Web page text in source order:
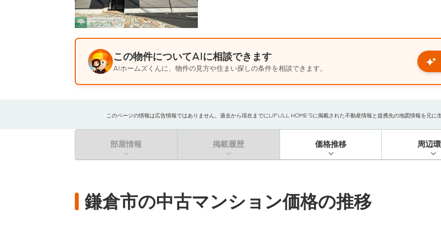
この物件についてAIに相談できます
AIホームズくんに、物件の見方や住まい探しの条件を相談できます。
このページの情報は広告情報ではありません。過去から現在までにLIFULL HOME'Sに掲載された不動産情報と提携先の地図情報を元
部屋情報 掲載履歴 価格推移 周辺
鎌倉市の中古マンション価格の推移